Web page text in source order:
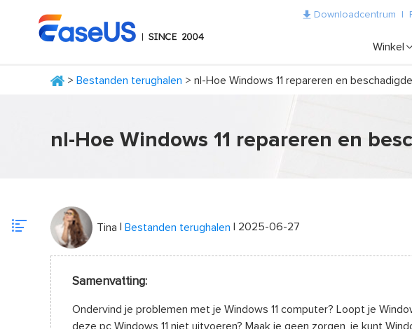
Downloadcentrum
Winkel
> Bestanden terughalen > nl-Hoe Windows 11 repareren en
nl-Hoe Windows 11 repareren en
Tina Bestanden terughalen | 2025-06-27
Samenvatting:
Ondervind je problemen met je Windows 11 computer? Loopt je
deze pc Windows 11 niet uitvoeren? Maak je geen zorgen, je kunt